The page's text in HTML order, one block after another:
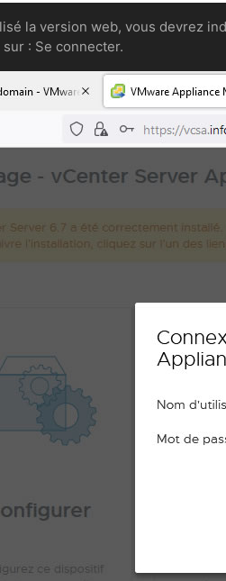
la version web, vous devrez
: Se connecter.